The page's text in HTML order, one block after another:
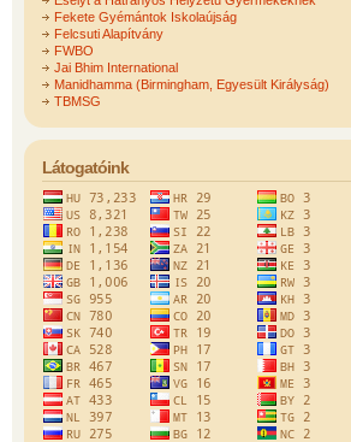
Fekete Gyémántok Iskolaújság
Felcsuti Alapítvány
FWBO
Jai Bhim International
Manidhamma (Birmingham, Egyesült Királyság)
TBMSG
Látogatóink